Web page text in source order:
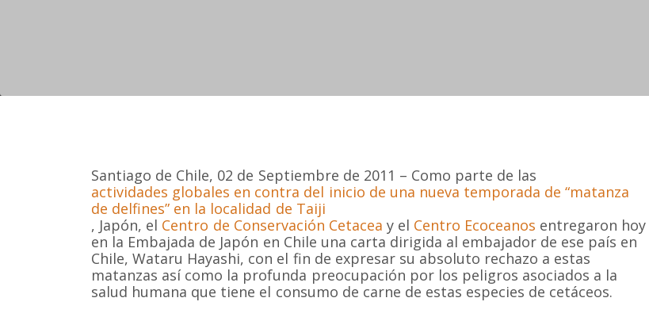
Santiago de Chile, 02 de Septiembre de 2011 – Como parte de las
actividades globales en contra del inicio de una nueva temporada de “matanza
de delfines” en la localidad de Taiji
, Japón, el Centro de Conservación Cetacea y el Centro Ecoceanos entregaron hoy
en la Embajada de Japón en Chile una carta dirigida al embajador de ese país en
Chile, Wataru Hayashi, con el fin de expresar su absoluto rechazo a estas
matanzas así como la profunda preocupación por los peligros asociados a la
salud humana que tiene el consumo de carne de estas especies de cetáceos.